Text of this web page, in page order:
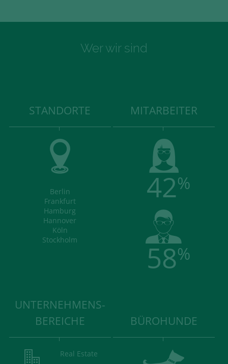
Wer wir sind
STANDORTE
Berlin
Frankfurt
Hamburg
Hannover
Köln
Stockholm
MITARBEITER
42%
58%
UNTERNEHMENS-
BEREICHE
Real Estate
BÜROHUNDE